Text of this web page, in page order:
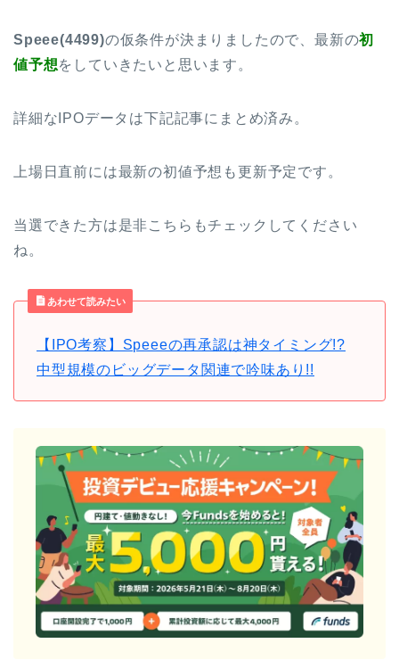
Speee(4499)の仮条件が決まりましたので、最新の初
値予想をしていきたいと思います。
詳細なIPOデータは下記記事にまとめ済み。
上場日直前には最新の初値予想も更新予定です。
当選できた方は是非こちらもチェックしてください
ね。
あわせて読みたい
【IPO考察】Speeeの再承認は神タイミング!?
中型規模のビッグデータ関連で吟味あり!!